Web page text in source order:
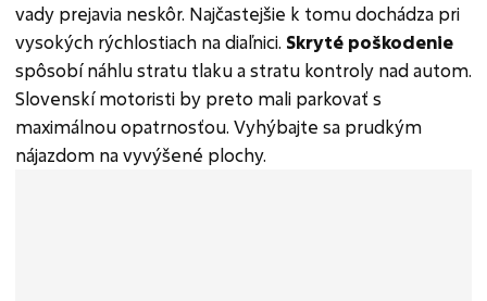
vady prejavia neskôr. Najčastejšie k tomu dochádza pri
vysokých rýchlostiach na diaľnici. Skryté poškodenie
spôsobí náhlu stratu tlaku a stratu kontroly nad autom.
Slovenskí motoristi by preto mali parkovať s
maximálnou opatrnosťou. Vyhýbajte sa prudkým
nájazdom na vyvýšené plochy.